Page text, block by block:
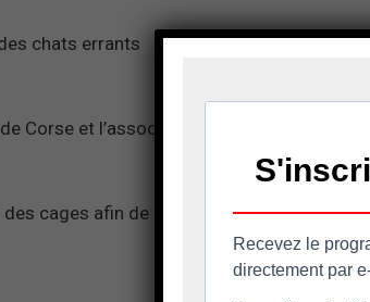
chats errants
Corse et l’association U FELINU Haute-
cages afin de pouvoir transporter les